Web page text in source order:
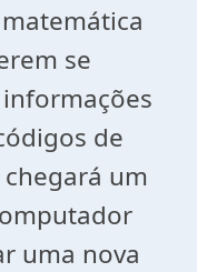
se
de
um
uma nova